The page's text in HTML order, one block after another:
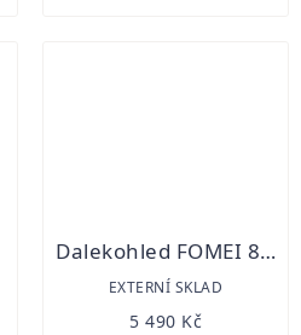
Dalekohled FOMEI 8-20x50 LEADER RZ ZOOM
EXTERNÍ SKLAD
5 490 Kč